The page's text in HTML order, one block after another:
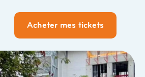
Acheter mes tickets